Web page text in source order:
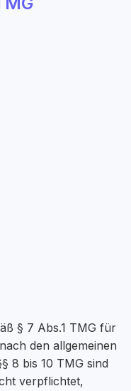
§ 7 Abs.1 TMG für
den allgemeinen
8 bis 10 TMG sind
verpflichtet,